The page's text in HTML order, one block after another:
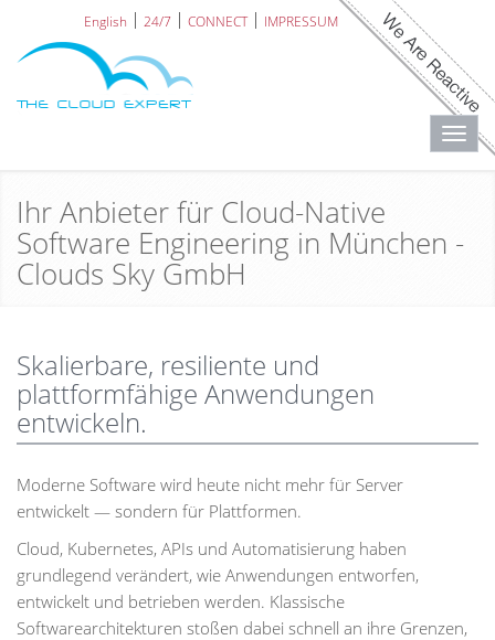
English 24/7 CONNECT IMPRESSUM
Ihr Anbieter für Cloud-Native
Software Engineering in München -
Clouds Sky GmbH
Skalierbare, resiliente und
plattformfähige Anwendungen
entwickeln.
Moderne Software wird heute nicht mehr für Server
entwickelt — sondern für Plattformen.
Cloud, Kubernetes, APIs und Automatisierung haben
grundlegend verändert, wie Anwendungen entworfen,
entwickelt und betrieben werden. Klassische
Softwarearchitekturen stoßen dabei schnell an ihre Grenzen,